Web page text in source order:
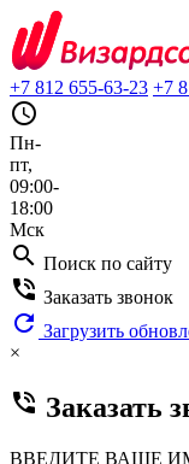
+7 812 655-63-23 +7
query_builder
Пн-
пт,
09:00-
18:00
Мск
search Поиск по сайту
phone_in_talk Заказать звонок
refresh Загрузить
×
phone_in_talk Заказать
ВВЕДИТЕ ВАШЕ